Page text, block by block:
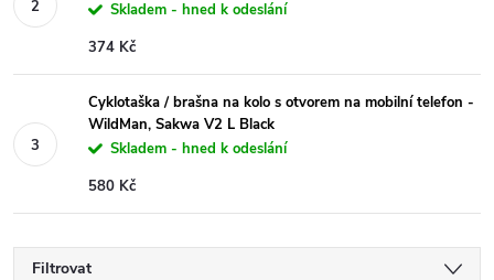
Skladem - hned k odeslání
374 Kč
Cyklotaška / brašna na kolo s otvorem na mobilní telefon -
WildMan, Sakwa V2 L Black
Skladem - hned k odeslání
580 Kč
Filtrovat